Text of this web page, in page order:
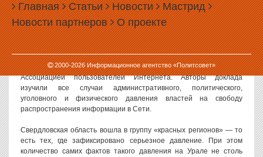
Главная Статьи Новости Мастрид
Новости партнеров О проекте
2000-2026Информационное агентство «Политсовет»
Свердловская область вошла в число регионов, где отмечено
наиболее сильное давление власти на свободу Интернета.
Причем речь идет в том числе и о силовом давлении.
Докладпод названием «Свобода Интернета-2014: власти не
оставляют Интернету выбора» составлен и опубликован
Ассоциацией пользователей Интернета. Авторы доклада
изучили все случаи административного, политического,
уголовного и физического давления властей на свободу
распространения информации в Сети.
Свердловская область вошла в группу «красных регионов» — то
есть тех, где зафиксировано серьезное давление. При этом
количество самих фактов такого давления на Урале не столь